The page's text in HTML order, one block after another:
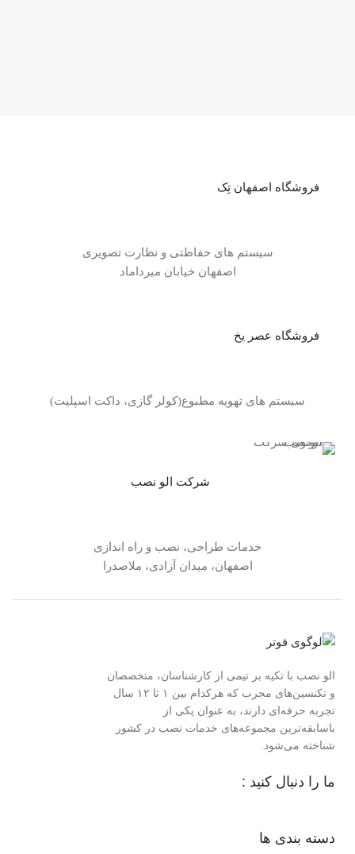
فروشگاه اصفهان تِک
سیستم های حفاظتی و نظارت تصویری
اصفهان خیابان میرداماد
فروشگاه عصر یخ
سیستم های تهویه مطبوع(کولر گازی، داکت اسپلیت)
شرکت الو نصب
خدمات طراحی، نصب و راه اندازی
اصفهان، میدان آزادی، ملاصدرا
الو نصب با تکیه بر تیمی از کارشناسان، متخصصان
و تکنسین‌های مجرب که هرکدام بین ۱ تا ۱۲ سال
تجربه حرفه‌ای دارند، به عنوان یکی از
باسابقه‌ترین مجموعه‌های خدمات نصب در کشور
شناخته می‌شود.
ما را دنبال کنید :
دسته بندی ها